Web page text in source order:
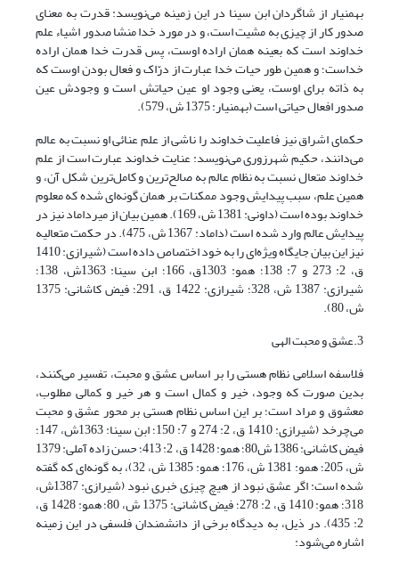
بهمنیار از شاگردان ابن سینا در این زمینه می‌نویسد: قدرت به معنای
صدور کار از چیزی به مشیت است، و در مورد خدا منشا صدور اشیاء علم
خداوند است که بعینه همان اراده اوست، پس قدرت خدا همان اراده
خداست؛ ‌و همین طور حیات خدا عبارت از درّاک و فعال بودن اوست که
به ذاته برای اوست، یعنی وجود او عین حیاتش است و وجودش عین
صدور افعال حیاتی است (بهمنیار: 1375 ش، 579).
حکمای اشراق نیز فاعلیت خداوند را ناشی از علم عنائی او نسبت به عالم
می‌دانند، حکیم شهرزوری می‌نویسد: عنایت خداوند عبارت است از علم
خداوند متعال نسبت به نظام عالم به صالح‌ترین و کامل‌ترین شکل آن، و
همین علم، سبب پیدایش وجود ممکنات بر همان گونه‌ای شده که معلوم
خداوند بوده است (داونی: 1381 ش، 169). همین بیان از میرداماد نیز در
پیدایش عالم وارد شده است (داماد: 1367 ش، 475). در حکمت متعالیه
نیز این بیان جایگاه ویژه‌ای را به خود اختصاص داده است (شیرازی: 1410
ق، 2: 273 و 7: 138؛ همو: 1303ق، 166؛ ابن سینا: 1363ش، 138؛
شیرازی: 1387 ش، 328؛ شیرازی: 1422 ق، 291؛ فیض کاشانی: 1375
ش، 80).
3.عشق و محبت الهی
فلاسفه اسلامی نظام هستی را بر اساس عشق و محبت، تفسیر می‌کنند،
بدین صورت که وجود، خیر و کمال است و هر خیر و کمالی مطلوب،
معشوق و مراد است؛ بر این اساس نظام هستی بر محور عشق و محبت
می‌چرخد (شیرازی: 1410 ق، 2: 274 و 7: 150؛ ابن سینا: 1363ش، 147؛
فیض کاشانی: 1386 ش80؛ همو: 1428 ق، 2: 413؛ حسن زاده آملی: 1379
ش، 205؛ همو: 1381 ش، 176؛ همو: 1385 ش، 32)، به گونه‌ای که گفته
شده است: اگر عشق نبود از هیچ چیزی خبری نبود (شیرازی: 1387ش،
318؛ همو: 1410 ق، 2: 278؛ فیض کاشانی: 1375 ش، 80؛ همو: 1428 ق،
2: 435). در ذیل، به دیدگاه برخی از دانشمندان فلسفی در این زمینه
اشاره می‌شود: